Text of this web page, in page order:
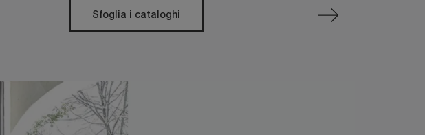
Sfoglia i cataloghi